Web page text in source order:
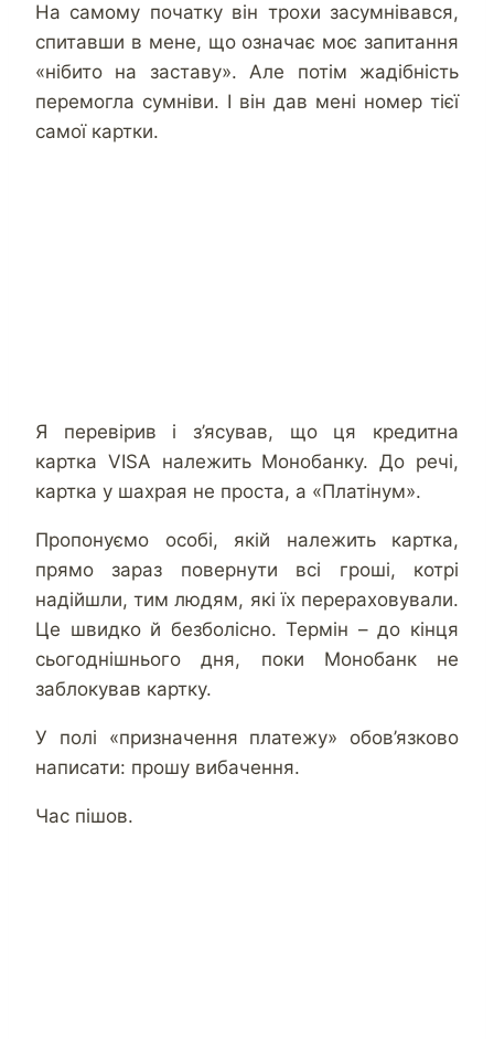
На самому початку він трохи засумнівався,
спитавши в мене, що означає моє запитання
«нібито на заставу». Але потім жадібність
перемогла сумніви. І він дав мені номер тієї
самої картки.
Я перевірив і з’ясував, що ця кредитна
картка VISA належить Монобанку. До речі,
картка у шахрая не проста, а «Платінум».
Пропонуємо особі, якій належить картка,
прямо зараз повернути всі гроші, котрі
надійшли, тим людям, які їх перераховували.
Це швидко й безболісно. Термін – до кінця
сьогоднішнього дня, поки Монобанк не
заблокував картку.
У полі «призначення платежу» обов’язково
написати: прошу вибачення.
Час пішов.